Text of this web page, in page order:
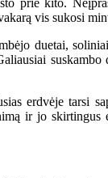
prie kito.
vis sukosi
duetai,
suskambo
erdvėje tarsi
ir jo skirtingus